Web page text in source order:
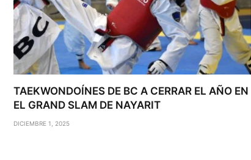
TAEKWONDOÍNES DE BC A CERRAR EL AÑO EN
EL GRAND SLAM DE NAYARIT
DICIEMBRE 1, 2025